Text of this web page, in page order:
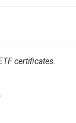
certificates.